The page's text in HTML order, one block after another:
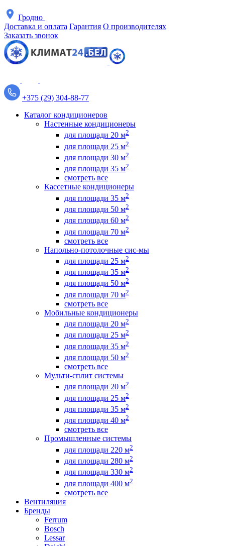
Гродно
Доставка и оплата Гарантия О производителях
Заказать звонок
+375 (29) 304-88-77
Каталог кондиционеров
Настенные кондиционеры
для площади 20 м2
для площади 25 м2
для площади 30 м2
для площади 35 м2
смотреть все
Кассетные кондиционеры
для площади 35 м2
для площади 50 м2
для площади 60 м2
для площади 70 м2
смотреть все
Напольно-потолочные сис-мы
для площади 25 м2
для площади 35 м2
для площади 50 м2
для площади 70 м2
смотреть все
Мобильные кондиционеры
для площади 20 м2
для площади 25 м2
для площади 35 м2
для площади 50 м2
смотреть все
Мульти-сплит системы
для площади 20 м2
для площади 25 м2
для площади 35 м2
для площади 40 м2
смотреть все
Промышленные системы
для площади 220 м2
для площади 280 м2
для площади 330 м2
для площади 400 м2
смотреть все
Вентиляция
Бренды
Ferrum
Bosch
Lessar